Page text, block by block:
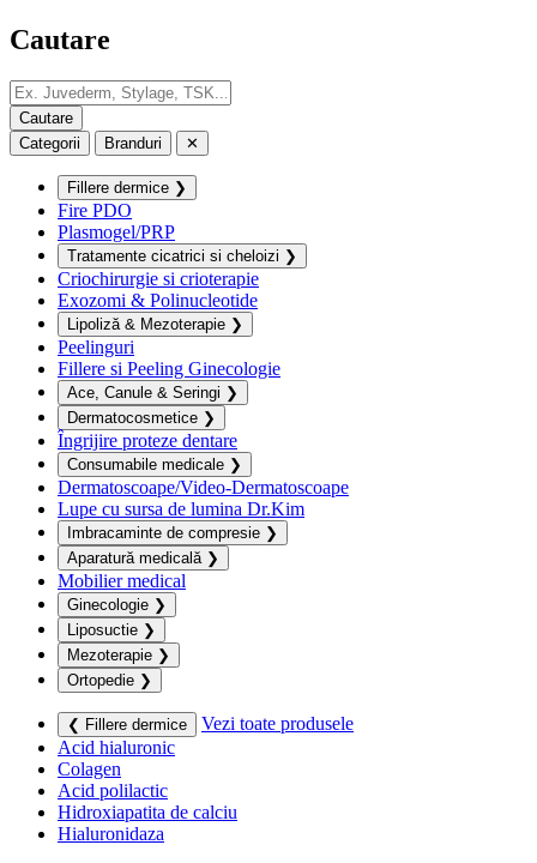
Cautare
Categorii Branduri ✕
Fillere dermice ❯
Fire PDO
Plasmogel/PRP
Tratamente cicatrici si cheloizi ❯
Criochirurgie si crioterapie
Exozomi & Polinucleotide
Lipoliză & Mezoterapie ❯
Peelinguri
Fillere si Peeling Ginecologie
Ace, Canule & Seringi ❯
Dermatocosmetice ❯
Îngrijire proteze dentare
Consumabile medicale ❯
Dermatoscoape/Video-Dermatoscoape
Lupe cu sursa de lumina Dr.Kim
Imbracaminte de compresie ❯
Aparatură medicală ❯
Mobilier medical
Ginecologie ❯
Liposuctie ❯
Mezoterapie ❯
Ortopedie ❯
❮ Fillere dermice
Vezi toate produsele
Acid hialuronic
Colagen
Acid polilactic
Hidroxiapatita de calciu
Hialuronidaza